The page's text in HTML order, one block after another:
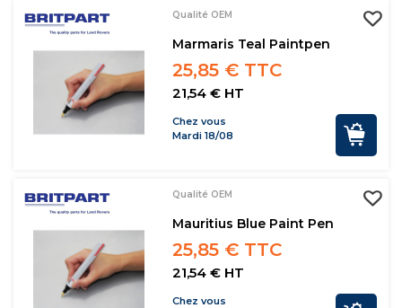
Qualité OEM
Marmaris Teal Paintpen
25,85 € TTC
21,54 € HT
Chez vous
Mardi 18/08
Qualité OEM
Mauritius Blue Paint Pen
25,85 € TTC
21,54 € HT
Chez vous